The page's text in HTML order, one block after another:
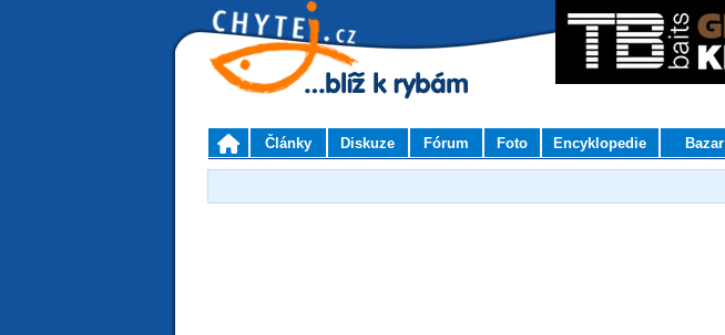
Články Diskuze Fórum Foto Encyklopedie Bazar